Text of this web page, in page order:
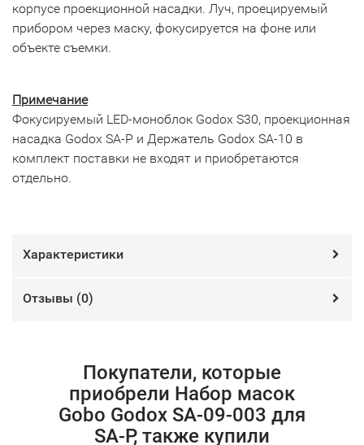
корпусе проекционной насадки. Луч, проецируемый
прибором через маску, фокусируется на фоне или
объекте съемки.
Примечание
Фокусируемый LED-моноблок Godox S30, проекционная
насадка Godox SA-P и Держатель Godox SA-10 в
комплект поставки не входят и приобретаются
отдельно.
Характеристики
Отзывы (0)
Покупатели, которые
приобрели Набор масок
Gobo Godox SA-09-003 для
SA-P, также купили